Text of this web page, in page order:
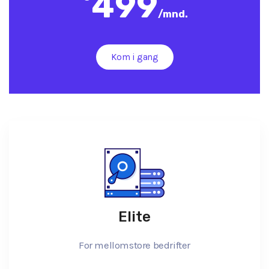
/mnd.
Kom i gang
Elite
For mellomstore bedrifter